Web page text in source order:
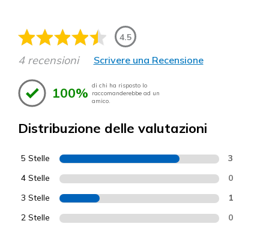
4.5
4 recensioni Scrivere una Recensione
100% di chi ha risposto lo
raccomanderebbe ad un
amico.
Distribuzione delle valutazioni
5 Stelle 3
4 Stelle 0
3 Stelle 1
2 Stelle 0